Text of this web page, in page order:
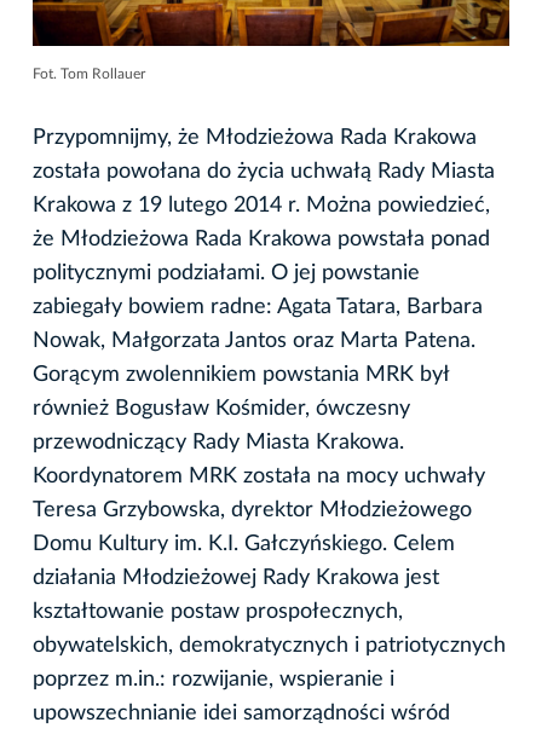
Fot. Tom Rollauer
Przypomnijmy, że Młodzieżowa Rada Krakowa
została powołana do życia uchwałą Rady Miasta
Krakowa z 19 lutego 2014 r. Można powiedzieć,
że Młodzieżowa Rada Krakowa powstała ponad
politycznymi podziałami. O jej powstanie
zabiegały bowiem radne: Agata Tatara, Barbara
Nowak, Małgorzata Jantos oraz Marta Patena.
Gorącym zwolennikiem powstania MRK był
również Bogusław Kośmider, ówczesny
przewodniczący Rady Miasta Krakowa.
Koordynatorem MRK została na mocy uchwały
Teresa Grzybowska, dyrektor Młodzieżowego
Domu Kultury im. K.I. Gałczyńskiego. Celem
działania Młodzieżowej Rady Krakowa jest
kształtowanie postaw prospołecznych,
obywatelskich, demokratycznych i patriotycznych
poprzez m.in.: rozwijanie, wspieranie i
upowszechnianie idei samorządności wśród